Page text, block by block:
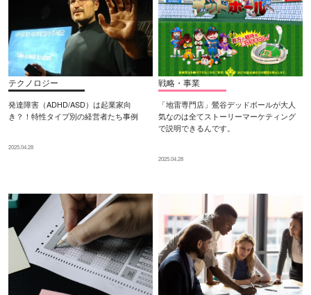
テクノロジー
発達障害（ADHD/ASD）は起業家向
き？！特性タイプ別の経営者たち事例
2025.04.28
戦略・事業
「地雷専門店」鶯谷デッドボールが大人
気なのは全てストーリーマーケティング
で説明できるんです。
2025.04.28